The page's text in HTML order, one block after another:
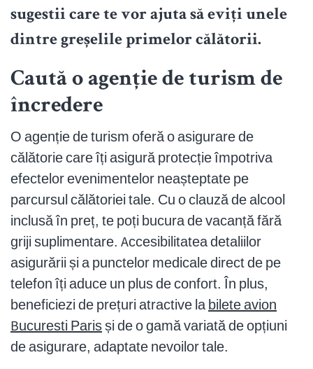
sugestii care te vor ajuta să eviți unele
dintre greșelile primelor călătorii.
Caută o agenție de turism de
încredere
O agenție de turism oferă o asigurare de
călătorie care îți asigură protecție împotriva
efectelor evenimentelor neașteptate pe
parcursul călătoriei tale. Cu o clauză de alcool
inclusă în preț, te poți bucura de vacanță fără
griji suplimentare. Accesibilitatea detaliilor
asigurării și a punctelor medicale direct de pe
telefon îți aduce un plus de confort. În plus,
beneficiezi de prețuri atractive la bilete avion
Bucuresti Parisși de o gamă variată de opțiuni
de asigurare, adaptate nevoilor tale.